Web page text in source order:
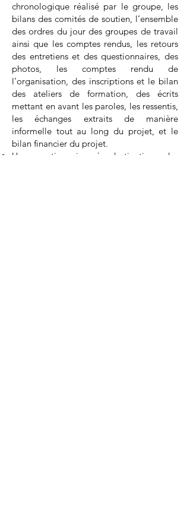
chronologique réalisé par le groupe, les
bilans des comités de soutien, l’ensemble
des ordres du jour des groupes de travail
ainsi que les comptes rendus, les retours
des entretiens et des questionnaires, des
photos, les comptes rendu de
l’organisation, des inscriptions et le bilan
des ateliers de formation, des écrits
mettant en avant les paroles, les ressentis,
les échanges extraits de manière
informelle tout au long du projet, et le
bilan financier du projet.
Un questionnaire à destination des